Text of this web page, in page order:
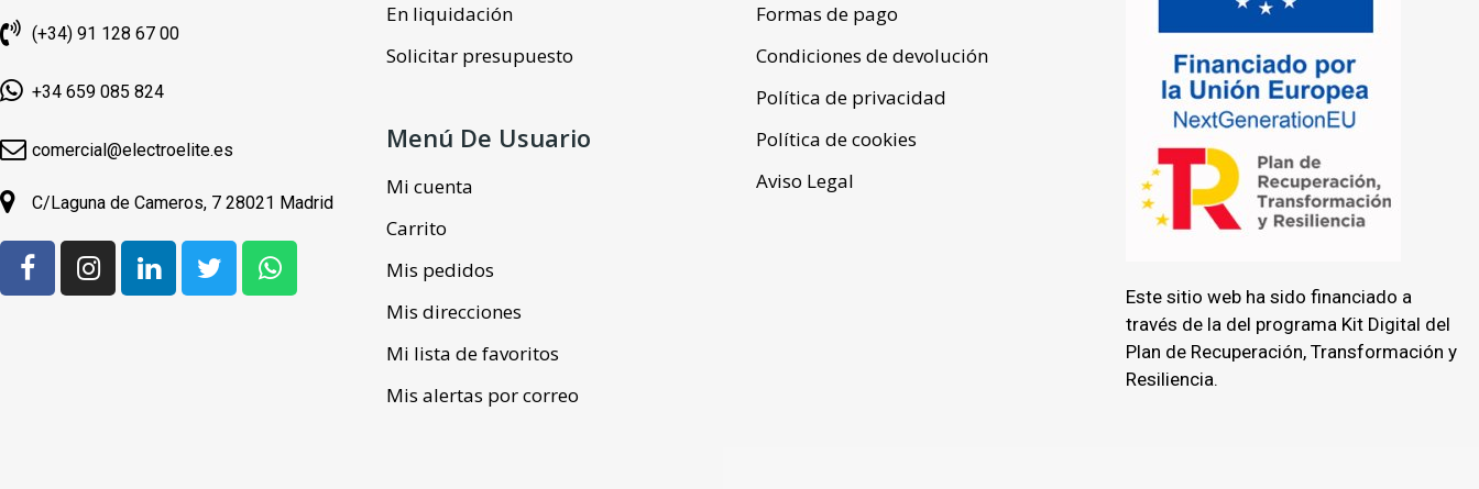
(+34) 91 128 67 00
+34 659 085 824
comercial@electroelite.es
C/Laguna de Cameros, 7 28021 Madrid
En liquidación
Solicitar presupuesto
Menú De Usuario
Mi cuenta
Carrito
Mis pedidos
Mis direcciones
Mi lista de favoritos
Mis alertas por correo
Formas de pago
Condiciones de devolución
Política de privacidad
Política de cookies
Aviso Legal
Este sitio web ha sido financiado a
través de la del programa Kit Digital del
Plan de Recuperación, Transformación y
Resiliencia.